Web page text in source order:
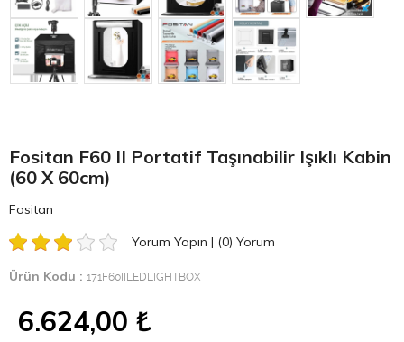
Fositan F60 II Portatif Taşınabilir Işıklı Kabin
(60 X 60cm)
Fositan
Yorum Yapın | (0) Yorum
Ürün Kodu : 171F60IILEDLIGHTBOX
6.624,00 ₺